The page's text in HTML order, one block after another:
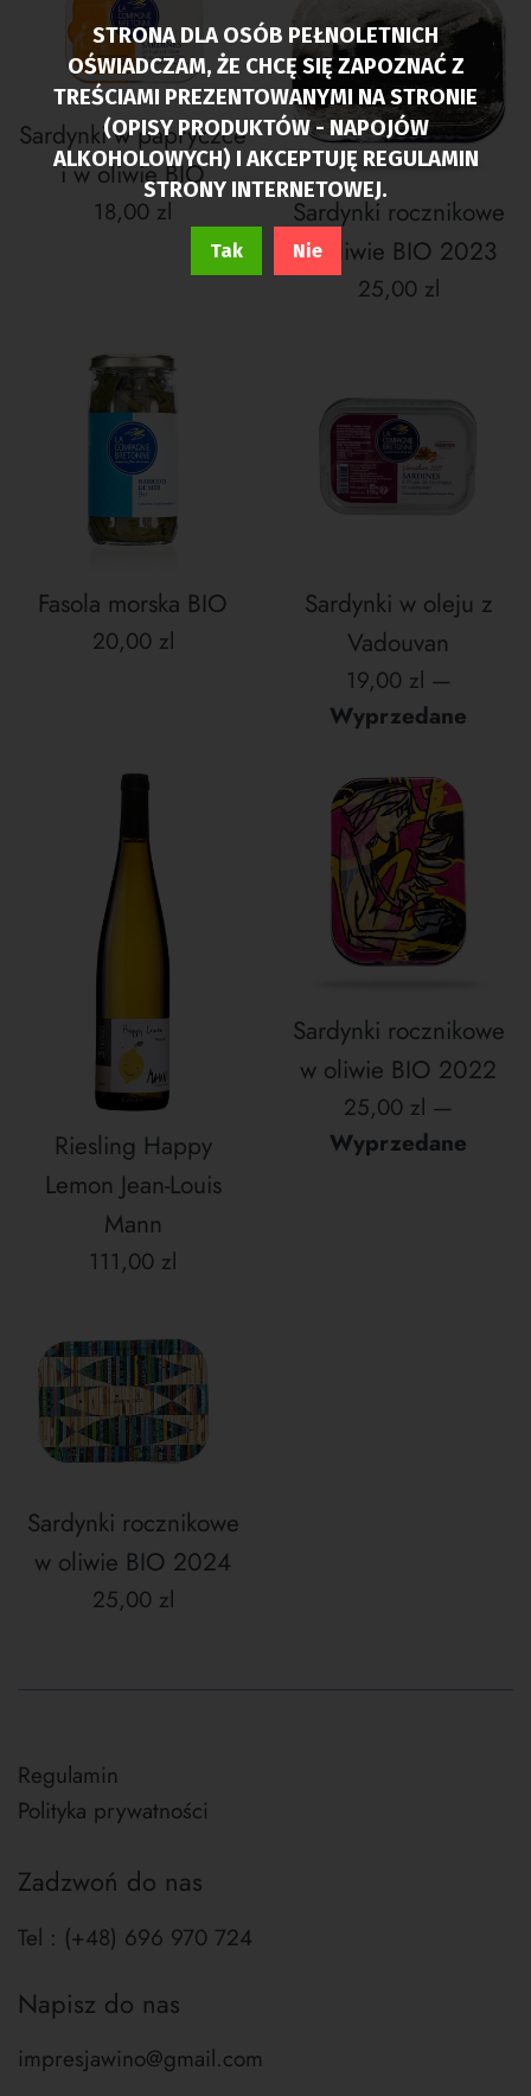
Sardynki w papryczce
i w oliwie BIO
Cena
18,00 zl
Sardynki rocznikowe
w oliwie BIO 2023
Cena
25,00 zl
Fasola morska BIO
Cena
20,00 zl
Sardynki w oleju z
Vadouvan
Cena
regularna
19,00 zl —
Wyprzedane
Riesling Happy
Lemon Jean-Louis
Mann
Cena
111,00 zl
Sardynki rocznikowe
w oliwie BIO 2022
Cena
regularna
25,00 zl —
Wyprzedane
Sardynki rocznikowe
w oliwie BIO 2024
Cena
25,00 zl
Regulamin
Polityka prywatności
Zadzwoń do nas
Tel : (+48) 696 970 724
Napisz do nas
impresjawino@gmail.com
STRONA DLA OSÓB PEŁNOLETNICH
OŚWIADCZAM, ŻE CHCĘ SIĘ ZAPOZNAĆ Z
TREŚCIAMI PREZENTOWANYMI NA STRONIE
(OPISY PRODUKTÓW - NAPOJÓW
ALKOHOLOWYCH) I AKCEPTUJĘ REGULAMIN
STRONY INTERNETOWEJ.
Tak Nie